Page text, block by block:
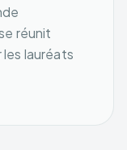
réunit
lauréats